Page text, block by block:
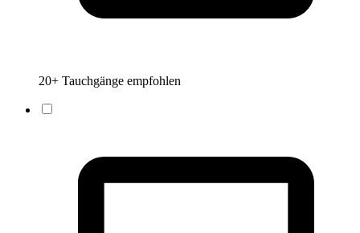
20+ Tauchgänge empfohlen